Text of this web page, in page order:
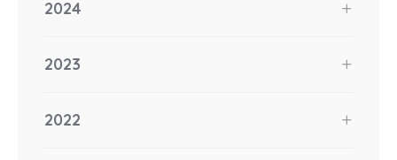
2024
2023
2022